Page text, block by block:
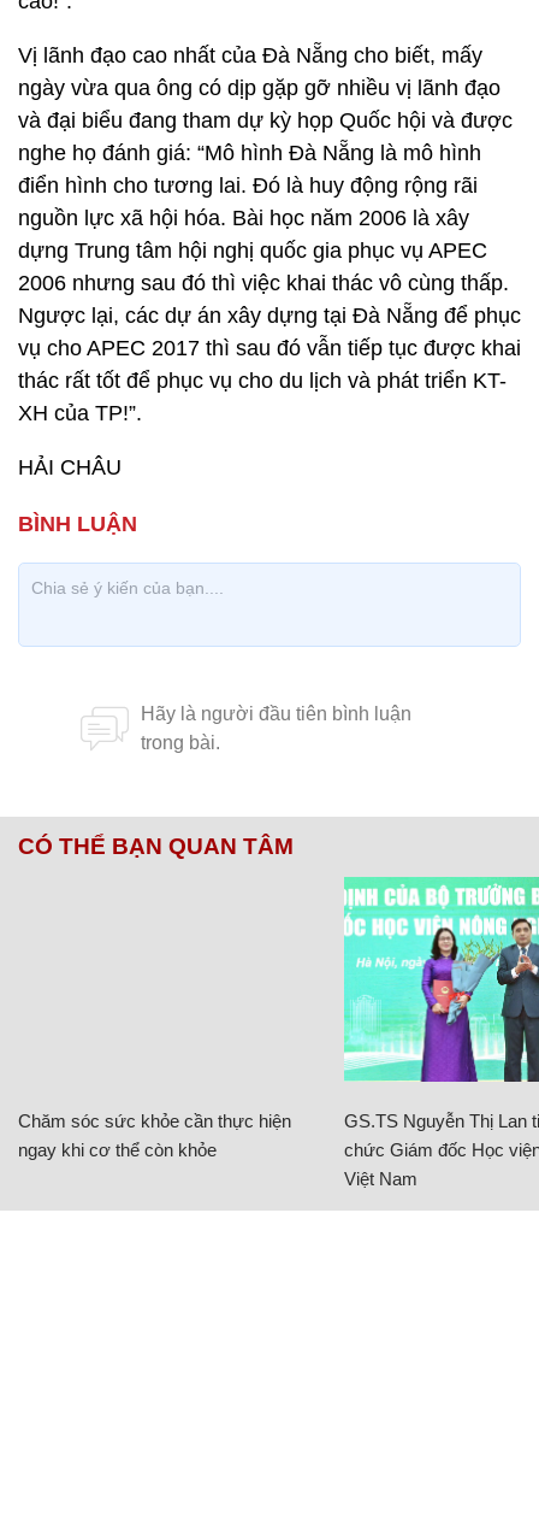
Vị lãnh đạo cao nhất của Đà Nẵng cho biết, mấy
ngày vừa qua ông có dịp gặp gỡ nhiều vị lãnh đạo
và đại biểu đang tham dự kỳ họp Quốc hội và được
nghe họ đánh giá: “Mô hình Đà Nẵng là mô hình
điển hình cho tương lai. Đó là huy động rộng rãi
nguồn lực xã hội hóa. Bài học năm 2006 là xây
dựng Trung tâm hội nghị quốc gia phục vụ APEC
2006 nhưng sau đó thì việc khai thác vô cùng thấp.
Ngược lại, các dự án xây dựng tại Đà Nẵng để phục
vụ cho APEC 2017 thì sau đó vẫn tiếp tục được khai
thác rất tốt để phục vụ cho du lịch và phát triển KT-
XH của TP!”.
HẢI CHÂU
CÓ THỂ BẠN QUAN TÂM
Chăm sóc sức khỏe cần thực hiện
ngay khi cơ thể còn khỏe
GS.TS Nguyễn Thị Lan
chức Giám đốc Học
Việt Nam